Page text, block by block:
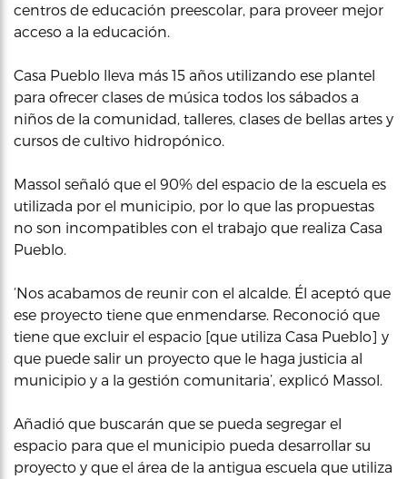
centros de educación preescolar, para proveer mejor
acceso a la educación.
Casa Pueblo lleva más 15 años utilizando ese plantel
para ofrecer clases de música todos los sábados a
niños de la comunidad, talleres, clases de bellas artes y
cursos de cultivo hidropónico.
Massol señaló que el 90% del espacio de la escuela es
utilizada por el municipio, por lo que las propuestas
no son incompatibles con el trabajo que realiza Casa
Pueblo.
‘Nos acabamos de reunir con el alcalde. Él aceptó que
ese proyecto tiene que enmendarse. Reconoció que
tiene que excluir el espacio [que utiliza Casa Pueblo] y
que puede salir un proyecto que le haga justicia al
municipio y a la gestión comunitaria’, explicó Massol.
Añadió que buscarán que se pueda segregar el
espacio para que el municipio pueda desarrollar su
proyecto y que el área de la antigua escuela que utiliza